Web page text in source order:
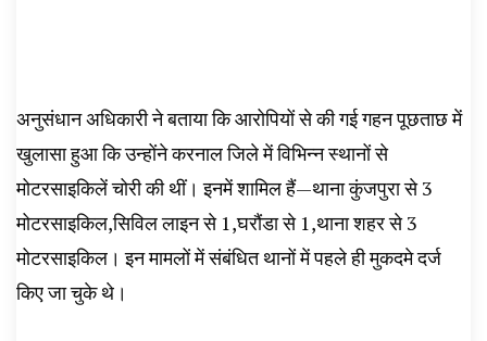
अनुसंधान अधिकारी ने बताया कि आरोपियों से की गई गहन पूछताछ में
खुलासा हुआ कि उन्होंने करनाल जिले में विभिन्न स्थानों से
मोटरसाइकिलें चोरी की थीं। इनमें शामिल हैं—थाना कुंजपुरा से 3
मोटरसाइकिल,सिविल लाइन से 1,घरौंडा से 1,थाना शहर से 3
मोटरसाइकिल। इन मामलों में संबंधित थानों में पहले ही मुकदमे दर्ज
किए जा चुके थे।